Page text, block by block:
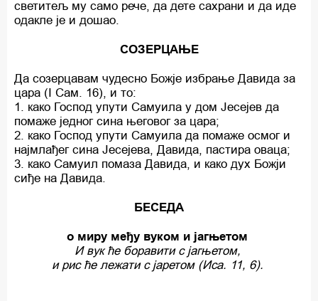
светитељ му само рече, да дете сахрани и да иде
одакле је и дошао.
СОЗЕРЦАЊЕ
Да созерцавам чудесно Божје избрање Давида за
цара (I Сам. 16), и то:
1. како Господ упути Самуила у дом Јесејев да
помаже једног сина његовог за цара;
2. како Господ упути Самуила да помаже осмог и
најмлађег сина Јесејева, Давида, пастира оваца;
3. како Самуил помаза Давида, и како дух Божји
сиђе на Давида.
БЕСЕДА
о миру међу вуком и јагњетом
И вук ће боравити с јагњетом,
и рис ће лежати с јаретом (Иса. 11, 6).